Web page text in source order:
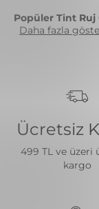
Popüler Tint Ruj
Daha fazla
Ücretsiz
499 TL ve üzeri
kargo